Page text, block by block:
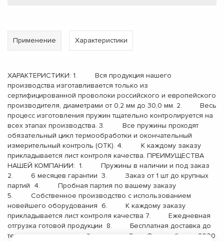
Применение Характеристики
ХАРАКТЕРИСТИКИ: 1. Вся продукция нашего
производства изготавливается только из
сертифицированной проволоки российского и европейского
производителя, диаметрами от 0,2 мм до 30,0 мм. 2. Весь
процесс изготовления пружин тщательно контролируется на
всех этапах производства. 3. Все пружины проходят
обязательный цикл термообработки и окончательный
измерительный контроль (ОТК). 4. К каждому заказу
прикладывается лист контроля качества. ПРЕИМУЩЕСТВА
НАШЕЙ КОМПАНИИ: 1. Пружины в наличии и под заказ
2. 6 месяцев гарантии 3. Заказ от 1 шт до крупных
партий 4. Пробная партия по вашему заказу
5. Собственное производство с использованием
новейшего оборудования 6. К каждому заказу
прикладывается лист контроля качества 7. Ежедневная
отгрузка готовой продукции 8. Бесплатная доставка до
терминала транспортной компании 9. Опыт работы с 2000